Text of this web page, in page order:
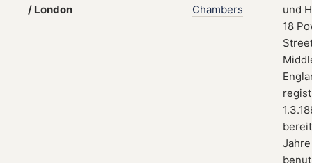
/ London
Chambers
und
18